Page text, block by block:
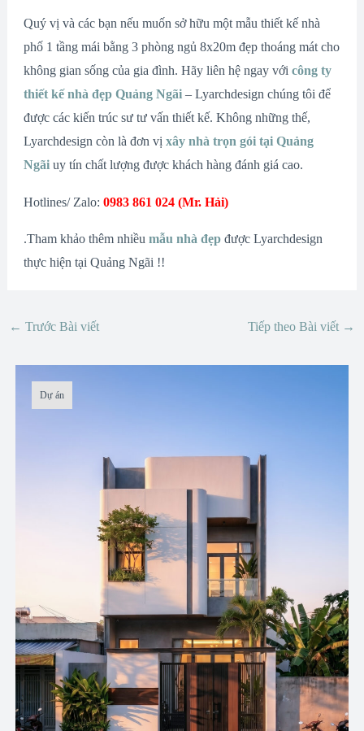
Quý vị và các bạn nếu muốn sở hữu một mẫu thiết kế nhà
phố 1 tầng mái bằng 3 phòng ngủ 8x20m đẹp thoáng mát cho
không gian sống của gia đình. Hãy liên hệ ngay với công ty
thiết kế nhà đẹp Quảng Ngãi– Lyarchdesign chúng tôi để
được các kiến trúc sư tư vấn thiết kế. Không những thế,
Lyarchdesign còn là đơn vị xây nhà trọn gói tại Quảng
Ngãiuy tín chất lượng được khách hàng đánh giá cao.
Hotlines/ Zalo: 0983 861 024 (Mr. Hải)
.Tham khảo thêm nhiều mẫu nhà đẹpđược Lyarchdesign
thực hiện tại Quảng Ngãi !!
← Trước Bài viết Tiếp theo Bài viết →
Dự án